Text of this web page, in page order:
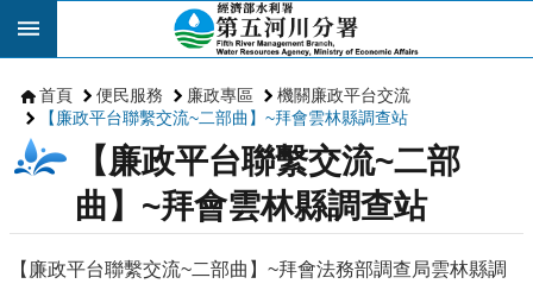
跳到主要內容區塊
首頁 便民服務 廉政專區
機關廉政平台交流
【廉政平台聯繫交流~二部曲】~拜會雲林縣調查站
【廉政平台聯繫交流~二部
曲】~拜會雲林縣調查站
【廉政平台聯繫交流~二部曲】~拜會法務部調查局雲林縣調